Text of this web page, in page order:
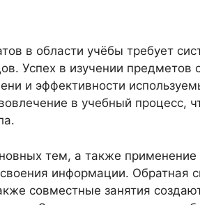
в области учёбы требует
Успех в изучении предметов
и эффективности
в учебный процесс,
тем, а также
информации. Обратная
совместные занятия